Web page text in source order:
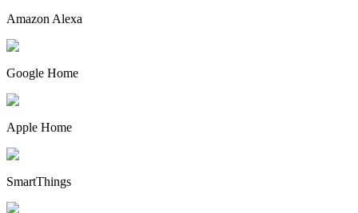
Amazon Alexa
Google Home
Apple Home
SmartThings